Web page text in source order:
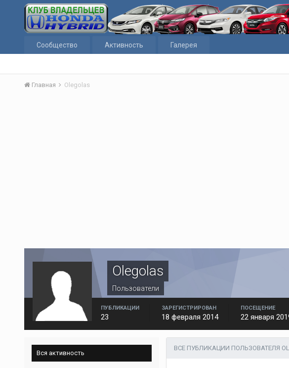
Сообщество Активность Галерея
Главная Olegolas
Olegolas
Пользователи
ПУБЛИКАЦИИ
23
ЗАРЕГИСТРИРОВАН
18 февраля 2014
ПОСЕЩЕНИЕ
22 января
Вся активность
ВСЕ ПУБЛИКАЦИИ ПОЛЬЗОВАТЕЛЯ